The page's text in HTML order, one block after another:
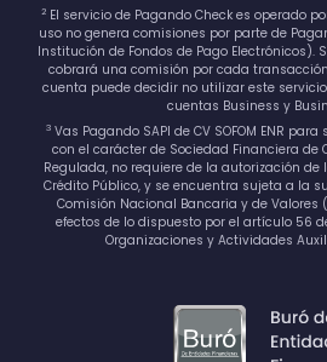
2 El servicio de Pagando Check es operado
uso no genera comisiones por parte de
Institución de Fondos de Pago Electrónicos).
cobrará una comisión por cada
cuenta puede decidir no utilizar este
cuentas Business y
3Vas Pagando SAPI de CV SOFOM ENR
con el carácter de Sociedad Financiera de
Regulada, no requiere de la autorización
Crédito Público, y se encuentra sujeta a la
Comisión Nacional Bancaria y de Valores
efectos de lo dispuesto por el artículo 56
Organizaciones y Actividades